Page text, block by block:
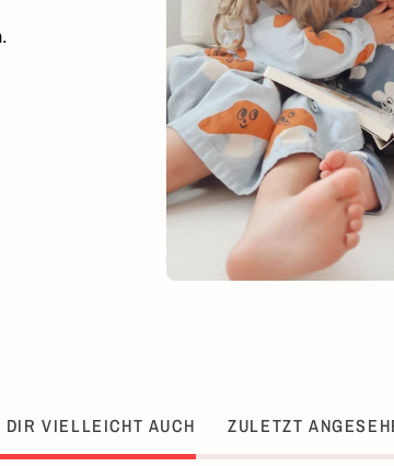
DIR VIELLEICHT AUCH ZULETZT